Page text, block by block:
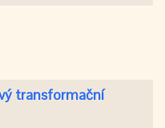
transformační